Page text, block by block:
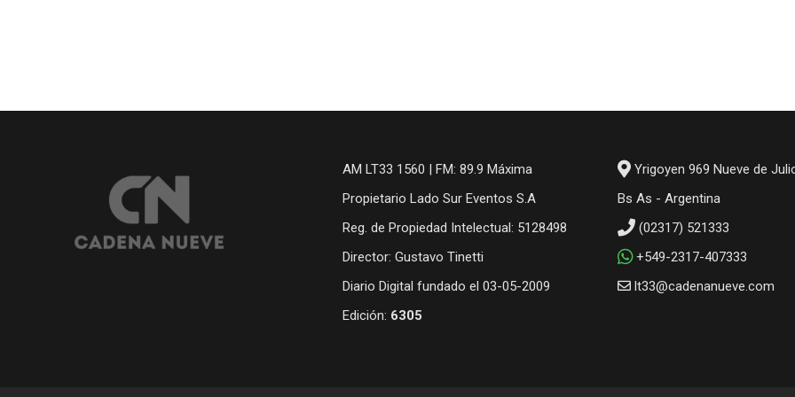
AM LT33 1560 | FM: 89.9 Máxima
Propietario Lado Sur Eventos S.A
Reg. de Propiedad Intelectual: 5128498
Director: Gustavo Tinetti
Diario Digital fundado el 03-05-2009
Edición: 6305
Yrigoyen 969 Nueve de
Bs As - Argentina
(02317) 521333
+549-2317-407333
lt33@cadenanueve.com